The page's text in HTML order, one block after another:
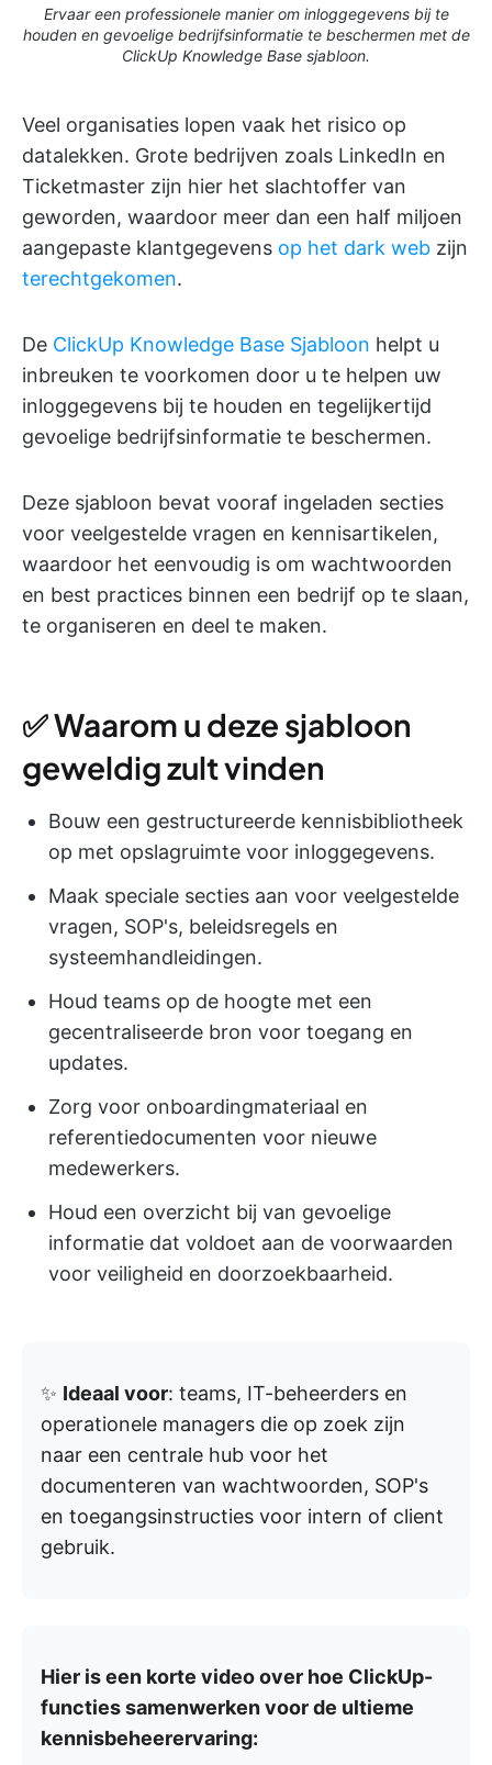
Ervaar een professionele manier om inloggegevens bij te
houden en gevoelige bedrijfsinformatie te beschermen met de
ClickUp Knowledge Base sjabloon.
Veel organisaties lopen vaak het risico op
datalekken. Grote bedrijven zoals LinkedIn en
Ticketmaster zijn hier het slachtoffer van
geworden, waardoor meer dan een half miljoen
aangepaste klantgegevens op het dark web zijn
terechtgekomen.
De ClickUp Knowledge Base Sjabloon helpt u
inbreuken te voorkomen door u te helpen uw
inloggegevens bij te houden en tegelijkertijd
gevoelige bedrijfsinformatie te beschermen.
Deze sjabloon bevat vooraf ingeladen secties
voor veelgestelde vragen en kennisartikelen,
waardoor het eenvoudig is om wachtwoorden
en best practices binnen een bedrijf op te slaan,
te organiseren en deel te maken.
✅ Waarom u deze sjabloon
geweldig zult vinden
Bouw een gestructureerde kennisbibliotheek
op met opslagruimte voor inloggegevens.
Maak speciale secties aan voor veelgestelde
vragen, SOP's, beleidsregels en
systeemhandleidingen.
Houd teams op de hoogte met een
gecentraliseerde bron voor toegang en
updates.
Zorg voor onboardingmateriaal en
referentiedocumenten voor nieuwe
medewerkers.
Houd een overzicht bij van gevoelige
informatie dat voldoet aan de voorwaarden
voor veiligheid en doorzoekbaarheid.
✨ Ideaal voor: teams, IT-beheerders en
operationele managers die op zoek zijn
naar een centrale hub voor het
documenteren van wachtwoorden, SOP's
en toegangsinstructies voor intern of client
gebruik.
Hier is een korte video over hoe ClickUp-
functies samenwerken voor de ultieme
kennisbeheerervaring: